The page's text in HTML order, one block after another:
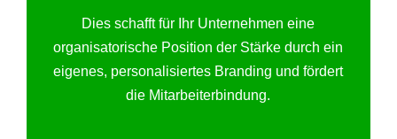
Dies schafft für Ihr Unternehmen eine
organisatorische Position der Stärke durch ein
eigenes, personalisiertes Branding und fördert
die Mitarbeiterbindung.